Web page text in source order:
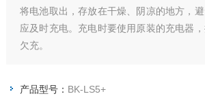
将电池取出，存放在干燥、阴凉的地方，
应及时充电。充电时要使用原装的充电器
欠充。
产品型号： BK-LS5+